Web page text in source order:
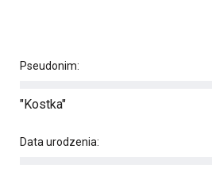
Pseudonim:
"Kostka"
Data urodzenia: